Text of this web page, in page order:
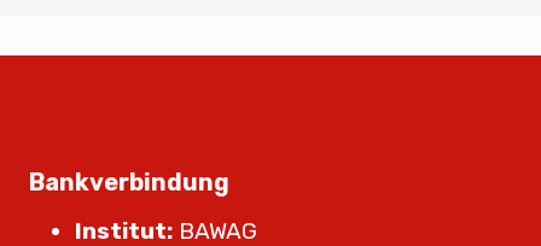
Bankverbindung
Institut: BAWAG